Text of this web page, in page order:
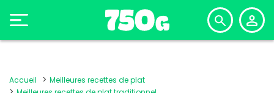
Accueil
Meilleures recettes de plat